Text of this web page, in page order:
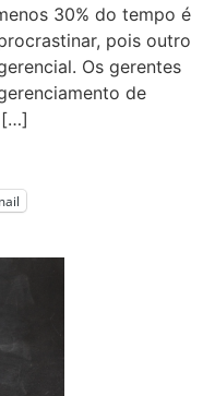
30% do tempo é
pois outro
Os gerentes
de
[…]